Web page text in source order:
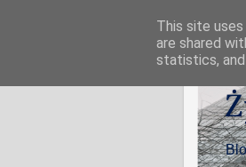
This site
are shared
statistics,